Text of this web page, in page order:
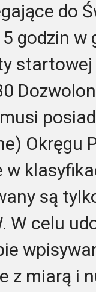
do
godzin w
Okręgu
w
są
W celu
z miarą i